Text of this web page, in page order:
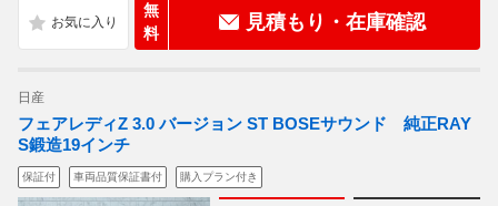
無
料
見積もり・在庫確認
日産
フェアレディZ 3.0 バージョン ST BOSEサウンド 純正RAY
S鍛造19インチ
保証付 車両品質保証書付 購入プラン付き